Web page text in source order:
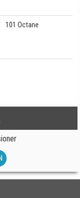
101 Octane